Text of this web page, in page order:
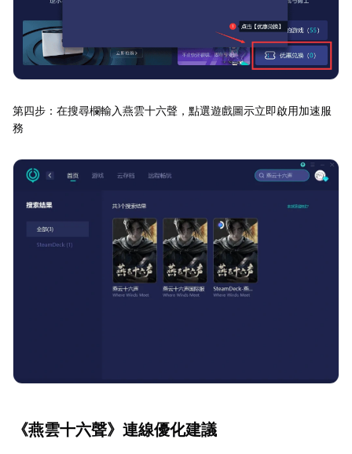
第四步：在搜尋欄輸入燕雲十六聲，點選遊戲圖示立即啟用加速服
務
《燕雲十六聲》連線優化建議